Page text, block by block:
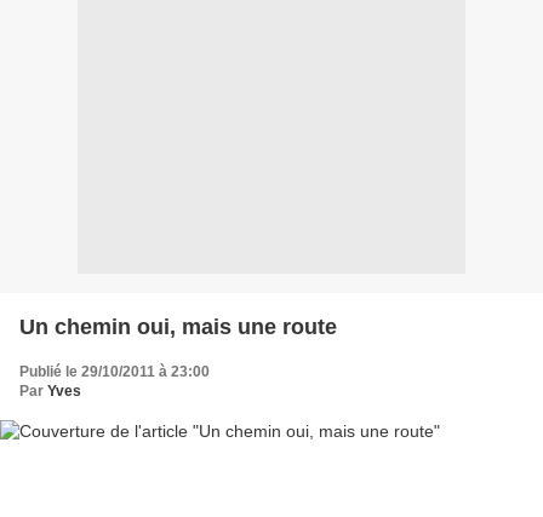
Un chemin oui, mais une route
Publié le 29/10/2011 à 23:00
Par Yves